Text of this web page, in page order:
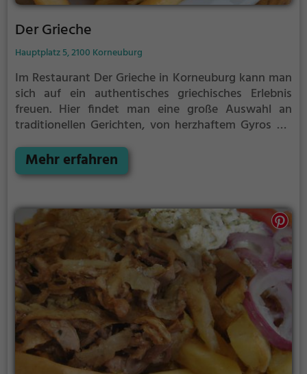
Der Grieche
Hauptplatz 5, 2100 Korneuburg
Im Restaurant Der Grieche in Korneuburg kann man
sich auf ein authentisches griechisches Erlebnis
freuen. Hier findet man eine große Auswahl an
traditionellen Gerichten, von herzhaftem Gyros bis
Speisen. Die gemütliche Atmosphäre lädt dazu ein,
sich eine Auszeit zu gönnen und die Vielfalt der
für einen gesunden Salat oder eine deftige
Moussaka entscheidet, hier wird jeder Gaumen
verwöhnt. Dazu bietet das Restaurant eine breite
Auswahl an Getränken, passend zu jedem Gericht.
Ein Besuch im Der Grieche ist eine kulinarische Reise
nach Griechenland, die man sich nicht entgehen
lassen sollte.
Mehr erfahren